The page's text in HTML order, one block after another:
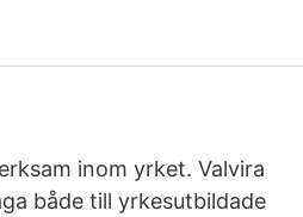
inom yrket. Valvira
både till yrkesutbildade